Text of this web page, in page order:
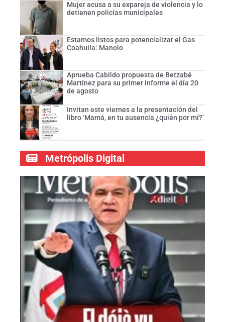
Mujer acusa a su expareja de violencia y lo
detienen policías municipales
Estamos listos para potencializar el Gas
Coahuila: Manolo
Aprueba Cabildo propuesta de Betzabé
Martínez para su primer informe el día 20
de agosto
Invitan este viernes a la presentación del
libro ‘Mamá, en tu ausencia ¿quién por mí?’
Metrópolis Digital